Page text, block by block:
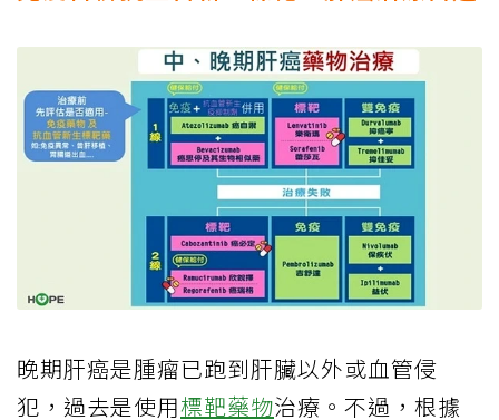
晚期肝癌是腫瘤已跑到肝臟以外或血管侵
犯，過去是使用標靶藥物治療。不過，根據